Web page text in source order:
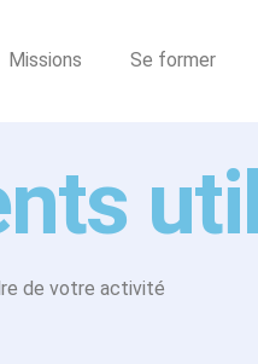
Missions Se former
de votre activité